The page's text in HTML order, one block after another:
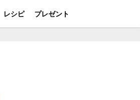
レシピ プレゼント